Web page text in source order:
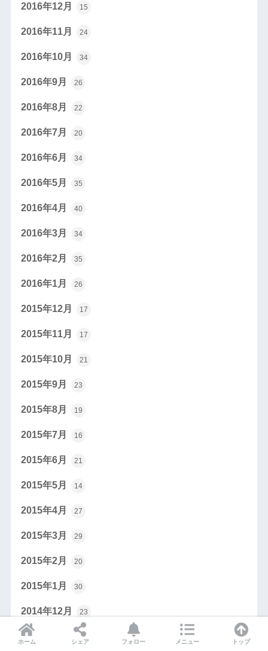
2016年12月 15
2016年11月 24
2016年10月 34
2016年9月 26
2016年8月 22
2016年7月 20
2016年6月 34
2016年5月 35
2016年4月 40
2016年3月 34
2016年2月 35
2016年1月 26
2015年12月 17
2015年11月 17
2015年10月 21
2015年9月 23
2015年8月 19
2015年7月 16
2015年6月 21
2015年5月 14
2015年4月 27
2015年3月 29
2015年2月 20
2015年1月 30
2014年12月 23
2014年11月 22
ホーム シェア フォロー メニュー トップ